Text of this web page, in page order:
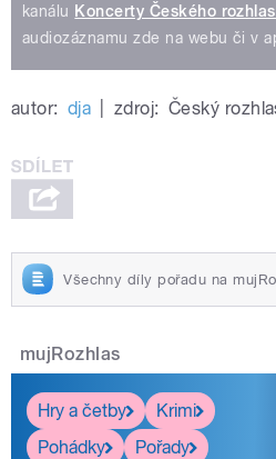
kanálu Koncerty Českého
audiozáznamu zde na webu či v
autor: dja zdroj: Český
Všechny díly pořadu na
mujRozhlas
Hry a četby
Krimi
Pohádky
Pořady